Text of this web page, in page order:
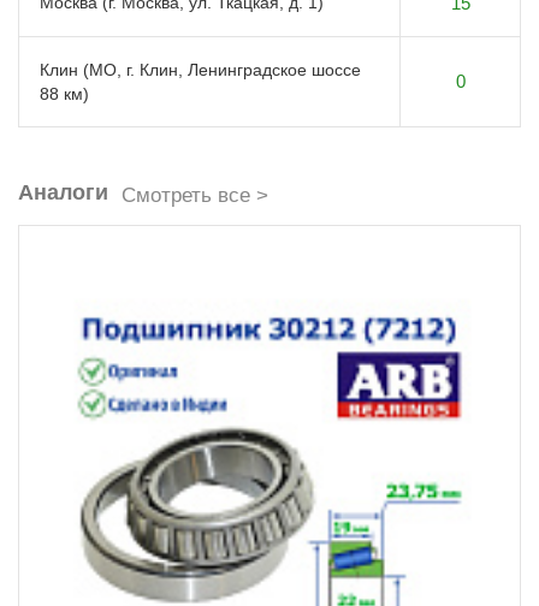
Клин (МО, г. Клин, Ленинградское шоссе
88 км)
0
Аналоги Смотреть все >